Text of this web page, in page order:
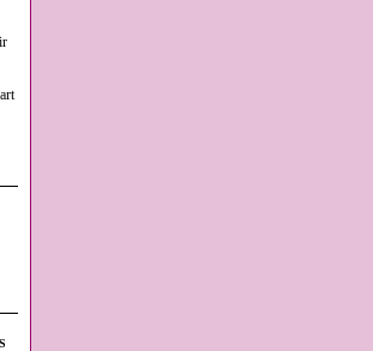
S